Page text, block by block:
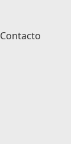
Contacto